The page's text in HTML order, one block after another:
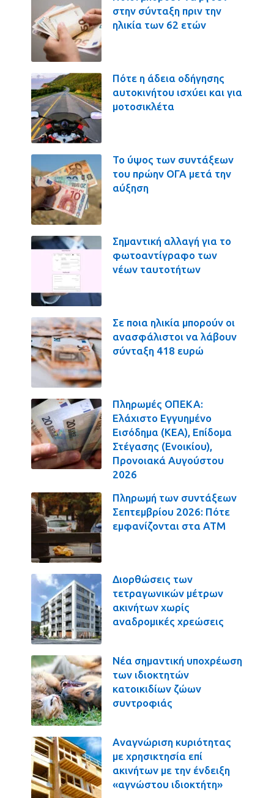
στην σύνταξη πριν την
ηλικία των 62 ετών
Πότε η άδεια οδήγησης
αυτοκινήτου ισχύει και για
μοτοσικλέτα
Το ύψος των συντάξεων
του πρώην ΟΓΑ μετά την
αύξηση
Σημαντική αλλαγή για το
φωτοαντίγραφο των
νέων ταυτοτήτων
Σε ποια ηλικία μπορούν οι
ανασφάλιστοι να λάβουν
σύνταξη 418 ευρώ
Πληρωμές ΟΠΕΚΑ:
Ελάχιστο Εγγυημένο
Εισόδημα (ΚΕΑ), Επίδομα
Στέγασης (Ενοικίου),
Προνοιακά Αυγούστου
2026
Πληρωμή των συντάξεων
Σεπτεμβρίου 2026: Πότε
εμφανίζονται στα ΑΤΜ
Διορθώσεις των
τετραγωνικών μέτρων
ακινήτων χωρίς
αναδρομικές χρεώσεις
Νέα σημαντική υποχρέωση
των ιδιοκτητών
κατοικιδίων ζώων
συντροφιάς
Αναγνώριση κυριότητας
με χρησικτησία επί
ακινήτων με την ένδειξη
«αγνώστου ιδιοκτήτη»